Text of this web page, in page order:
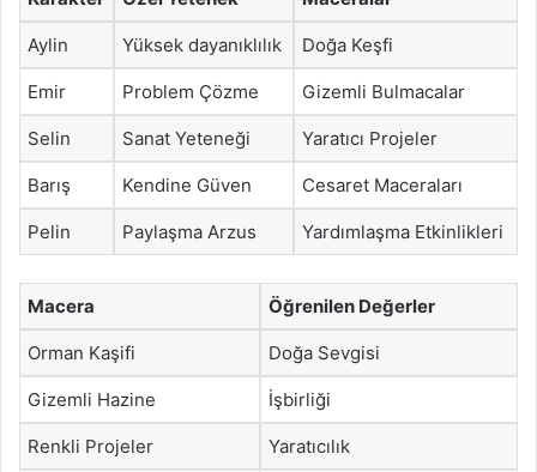
Aylin Yüksek dayanıklılık Doğa Keşfi
Emir Problem Çözme Gizemli Bulmacalar
Selin Sanat Yeteneği Yaratıcı Projeler
Barış Kendine Güven Cesaret Maceraları
Pelin Paylaşma Arzus Yardımlaşma Etkinlikleri
Macera Öğrenilen Değerler
Orman Kaşifi Doğa Sevgisi
Gizemli Hazine İşbirliği
Renkli Projeler Yaratıcılık